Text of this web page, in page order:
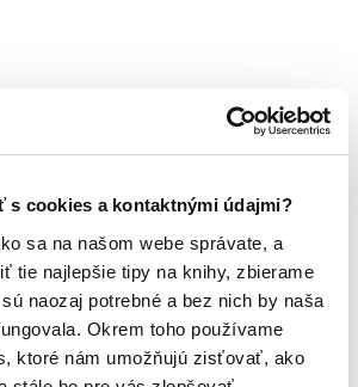
s cookies a kontaktnými údajmi?
sa na našom webe správate, a
tie najlepšie tipy na knihy, zbierame
naozaj potrebné a bez nich by naša
Okrem toho používame
ktoré nám umožňujú zisťovať, ako